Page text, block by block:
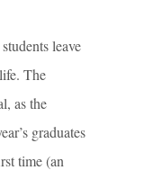
leave
The
as the
graduates
time (an